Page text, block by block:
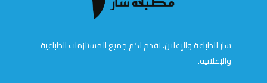
سار للطباعة والإعلان، نقدم لكم جميع المستلزمات الطباعية
والإعلانية.